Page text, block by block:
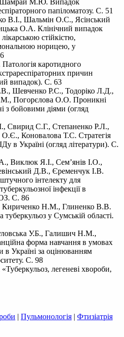
Шамрай М.Ю. Випадок
папіломатозу. С. 51
В.І., Шальмін О.С., Ясінський
О.А. Клінічний випадок
стійкістю,
норицею, у
каротидного
причин
випадок). С. 63
Шевченко Р.С., Тодоріко Л.Д.,
Погорєлова О.О. Проникні
з бойовими діями (огляд
Свирид С.Г., Степаненко Р.Л.,
Коновалова Т.С. Стратегія
в Україні (огляд літератури). С.
Виклюк Я.І., Сем’янів І.О.,
Д.В., Єременчук І.В.
інтелекту для
інфекції в
С. 86
Н.М., Глиненко В.В.
у Сумській області.
У.Б., Галишич Н.М.,
форма навчання в умовах
в Україні за оцінюванням
С. 98
легеневі хвороби,
| Пульмонологія | Фтизіатрія